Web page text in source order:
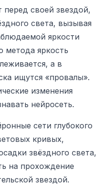
перед своей звездой,
света, вызывая
яркости
метода яркость
а в
ищутся «провалы».
изменения
нейросеть.
сети глубокого
кривых,
звёздного света,
на прохождение
звездой.